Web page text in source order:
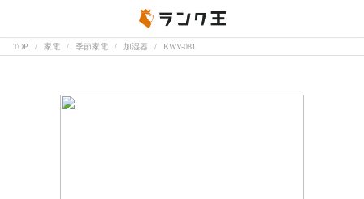
TOP 家電 季節家電 加湿器 KWV-081